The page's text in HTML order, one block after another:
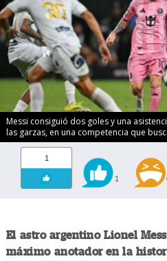
Messi consiguió dos goles y una
las garzas, en una competencia que
1
1
El astro argentino Lionel
máximo anotador en la